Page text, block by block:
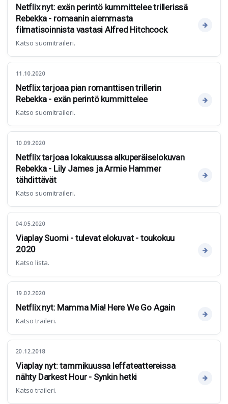
Netflix nyt: exän perintö kummittelee trillerissä
Rebekka - romaanin aiemmasta
filmatisoinnista vastasi Alfred Hitchcock
Katso suomitraileri.
11.10.2020
Netflix tarjoaa pian romanttisen trillerin
Rebekka - exän perintö kummittelee
Katso suomitraileri.
10.09.2020
Netflix tarjoaa lokakuussa alkuperäiselokuvan
Rebekka - Lily James ja Armie Hammer
tähdittävät
Katso suomitraileri.
04.05.2020
Viaplay Suomi - tulevat elokuvat - toukokuu
2020
Katso lista.
19.02.2020
Netflix nyt: Mamma Mia! Here We Go Again
Katso traileri.
20.12.2018
Viaplay nyt: tammikuussa leffateattereissa
nähty Darkest Hour - Synkin hetki
Katso traileri.